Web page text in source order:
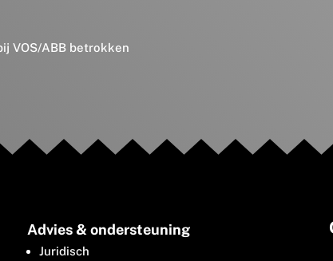
VOS/ABB betrokken
Advies & ondersteuning
Juridisch